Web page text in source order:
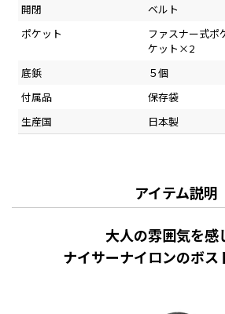
開閉
ベルト
ポケット
ファスナー式
ケット×2
底鋲
５個
付属品
保存袋
生産国
日本製
アイテム説明
大人の雰囲気を感
ナイサーナイロンのボス